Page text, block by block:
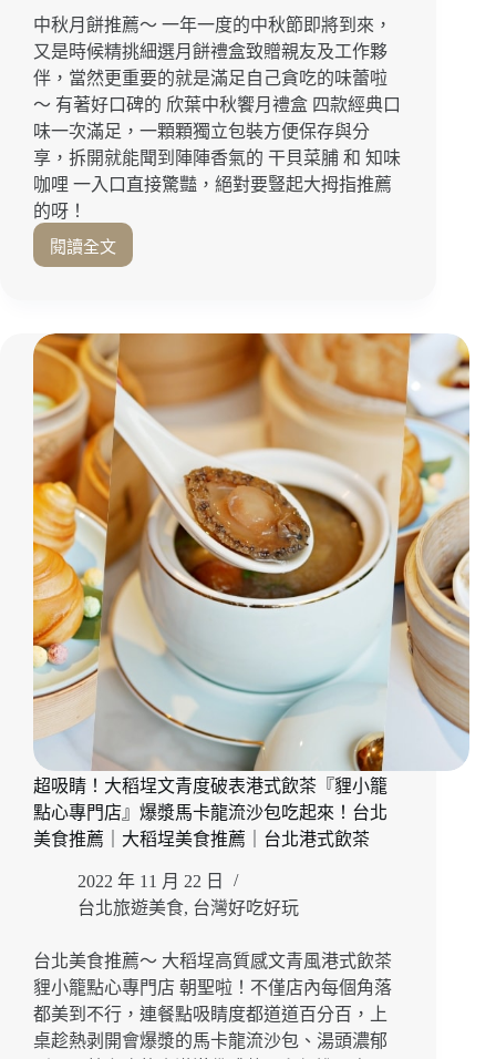
酥、
流
心
月
餅
開
箱！
迪
化
街
伴
手
宅
配
美
食
推
薦
｜
中
秋
禮
盒
中秋月餅推薦～ 一年一度的中秋節即將到來，
又是時候精挑細選月餅禮盒致贈親友及工作夥
伴，當然更重要的就是滿足自己貪吃的味蕾啦
～ 有著好口碑的 欣葉中秋饗月禮盒 四款經典口
味一次滿足，一顆顆獨立包裝方便保存與分
享，拆開就能聞到陣陣香氣的 干貝菜脯 和 知味
咖哩 一入口直接驚豔，絕對要豎起大拇指推薦
的呀！
閱讀全文
月
｜
四
款
經
典
口
味
一
次
滿
足
『欣
葉
中
秋
月
禮
盒』
干
貝
菜
知
味
哩
入
口
驚
艷！
超吸睛！大稻埕文青度破表港式飲茶『貍小籠
點心專門店』爆漿馬卡龍流沙包吃起來！台北
美食推薦｜大稻埕美食推薦｜台北港式飲茶
2022 年 11 月 22 日
台北旅遊美食, 台灣好吃好玩
台北美食推薦～ 大稻埕高質感文青風港式飲茶
貍小籠點心專門店 朝聖啦！不僅店內每個角落
都美到不行，連餐點吸睛度都道道百分百，上
桌趁熱剥開會爆漿的馬卡龍流沙包、湯頭濃郁